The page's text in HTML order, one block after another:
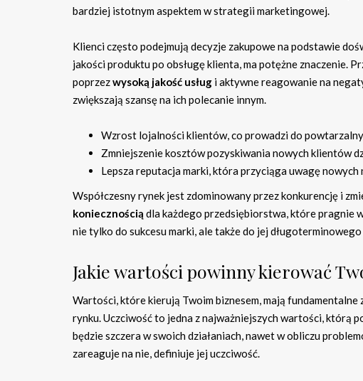
bardziej istotnym aspektem w strategii marketingowej.
Klienci często podejmują decyzje zakupowe na podstawie
jakości produktu po obsługę klienta, ma potężne znaczenie.
poprzezwysoką jakość usług i aktywne reagowanie na
zwiększają szansę na ich polecanie innym.
Wzrost lojalności klientów, co prowadzi do
Zmniejszenie kosztów pozyskiwania nowych klientów
Lepsza reputacja marki, która przyciąga uwagę nowych
Współczesny rynek jest zdominowany przez konkurencję i
koniecznością dla każdego przedsiębiorstwa, które pragnie
nie tylko do sukcesu marki, ale także do jej
Jakie wartości powinny kierować
Wartości, które kierują Twoim biznesem, mają
rynku. Uczciwość to jedna z najważniejszych wartości, którą
będzie szczera w swoich działaniach, nawet w obliczu
zareaguje na nie, definiuje jej uczciwość.